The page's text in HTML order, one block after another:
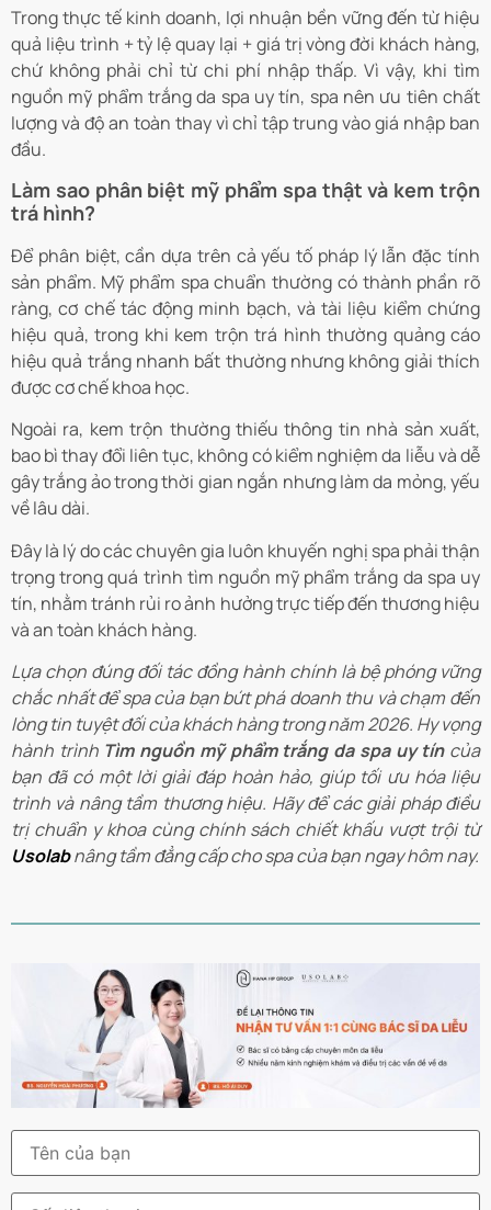
Trong thực tế kinh doanh, lợi nhuận bền vững đến từ hiệu
quả liệu trình + tỷ lệ quay lại + giá trị vòng đời khách hàng,
chứ không phải chỉ từ chi phí nhập thấp. Vì vậy, khi tìm
nguồn mỹ phẩm trắng da spa uy tín, spa nên ưu tiên chất
lượng và độ an toàn thay vì chỉ tập trung vào giá nhập ban
đầu.
Làm sao phân biệt mỹ phẩm spa thật và kem trộn
trá hình?
Để phân biệt, cần dựa trên cả yếu tố pháp lý lẫn đặc tính
sản phẩm. Mỹ phẩm spa chuẩn thường có thành phần rõ
ràng, cơ chế tác động minh bạch, và tài liệu kiểm chứng
hiệu quả, trong khi kem trộn trá hình thường quảng cáo
hiệu quả trắng nhanh bất thường nhưng không giải thích
được cơ chế khoa học.
Ngoài ra, kem trộn thường thiếu thông tin nhà sản xuất,
bao bì thay đổi liên tục, không có kiểm nghiệm da liễu và dễ
gây trắng ảo trong thời gian ngắn nhưng làm da mỏng, yếu
về lâu dài.
Đây là lý do các chuyên gia luôn khuyến nghị spa phải thận
trọng trong quá trình tìm nguồn mỹ phẩm trắng da spa uy
tín, nhằm tránh rủi ro ảnh hưởng trực tiếp đến thương hiệu
và an toàn khách hàng.
Lựa chọn đúng đối tác đồng hành chính là bệ phóng vững
chắc nhất để spa của bạn bứt phá doanh thu và chạm đến
lòng tin tuyệt đối của khách hàng trong năm 2026. Hy vọng
hành trình Tìm nguồn mỹ phẩm trắng da spa uy tíncủa
bạn đã có một lời giải đáp hoàn hảo, giúp tối ưu hóa liệu
trình và nâng tầm thương hiệu. Hãy để các giải pháp điều
trị chuẩn y khoa cùng chính sách chiết khấu vượt trội từ
Usolabnâng tầm đẳng cấp cho spa của bạn ngay hôm nay.